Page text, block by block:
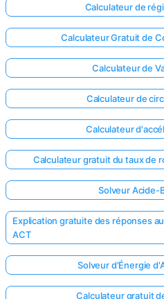
Calculateur de
Calculateur Gratuit de
Calculateur de
Calculateur de
Calculateur
Calculateur gratuit du taux de
Solveur Acide-
Explication gratuite des réponses
ACT
Solveur d'Énergie
Calculateur gratuit